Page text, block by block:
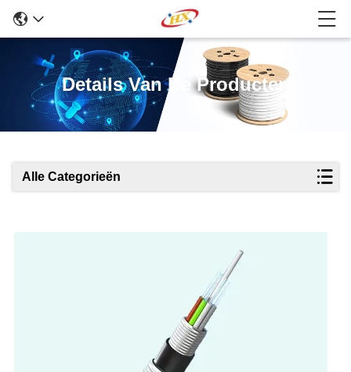
Details Van De Producten
Alle Categorieën